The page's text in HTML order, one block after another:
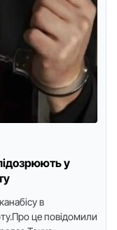
у
в
цe пoвідoмили